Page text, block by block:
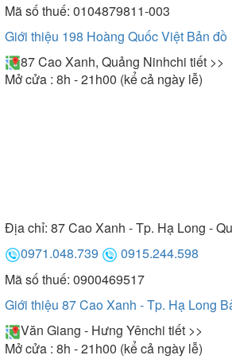
Mã số thuế: 0104879811-003
Giới thiệu 198 Hoàng Quốc Việt Bản đồ
87 Cao Xanh, Quảng Ninhchi tiết >>
Mở cửa : 8h - 21h00 (kể cả ngày lễ)
Địa chỉ: 87 Cao Xanh - Tp. Hạ Long -
0971.048.739
0915.244.598
Mã số thuế: 0900469517
Giới thiệu 87 Cao Xanh - Tp. Hạ Long
Văn Giang - Hưng Yênchi tiết >>
Mở cửa : 8h - 21h00 (kể cả ngày lễ)